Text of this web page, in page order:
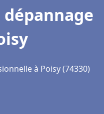
à Poisy (74330)